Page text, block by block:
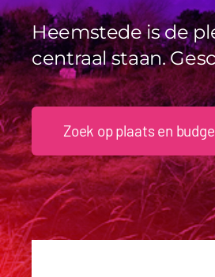
Heemstede is de
centraal staan.
Zoek op plaats en